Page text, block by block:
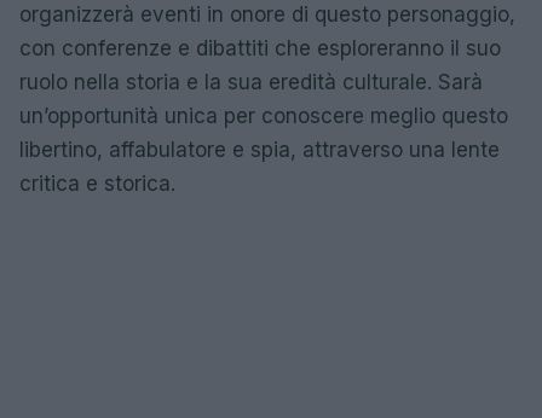
organizzerà eventi in onore di questo personaggio,
con conferenze e dibattiti che esploreranno il suo
ruolo nella storia e la sua eredità culturale. Sarà
un’opportunità unica per conoscere meglio questo
libertino, affabulatore e spia, attraverso una lente
critica e storica.